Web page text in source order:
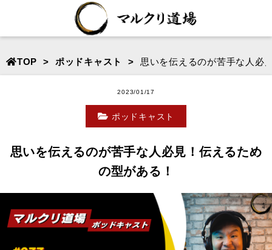
TOP ポッドキャスト 思いを伝えるのが苦手な人必
2023/01/17
ポッドキャスト
思いを伝えるのが苦手な人必見！伝えるため
の型がある！